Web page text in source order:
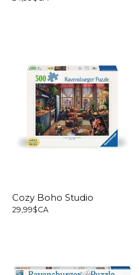
Cozy Boho Studio
29,99$CA